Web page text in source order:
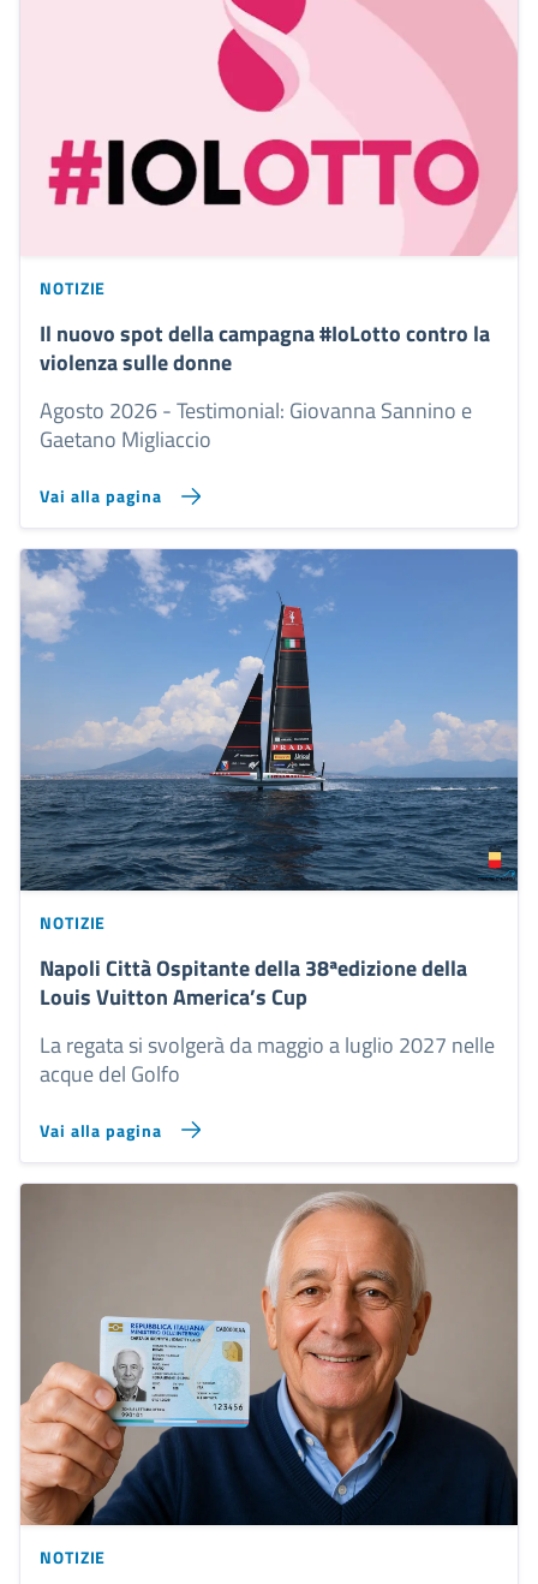
NOTIZIE
Il nuovo spot della campagna #IoLotto contro la
violenza sulle donne
Agosto 2026 - Testimonial: Giovanna Sannino e
Gaetano Migliaccio
Vai alla pagina
NOTIZIE
Napoli Città Ospitante della 38ªedizione della
Louis Vuitton America’s Cup
La regata si svolgerà da maggio a luglio 2027 nelle
acque del Golfo
Vai alla pagina
NOTIZIE